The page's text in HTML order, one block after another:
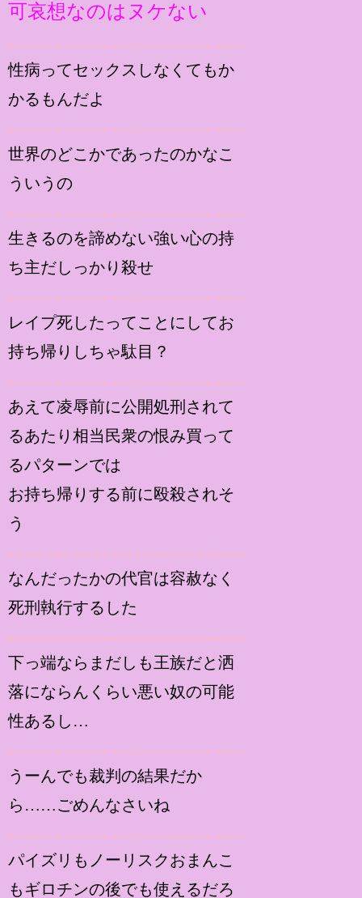
可哀想なのはヌケない
性病ってセックスしなくてもか
かるもんだよ
世界のどこかであったのかなこ
ういうの
生きるのを諦めない強い心の持
ち主だしっかり殺せ
レイプ死したってことにしてお
持ち帰りしちゃ駄目？
あえて凌辱前に公開処刑されて
るあたり相当民衆の恨み買って
るパターンでは
お持ち帰りする前に殴殺されそ
う
なんだったかの代官は容赦なく
死刑執行するした
下っ端ならまだしも王族だと洒
落にならんくらい悪い奴の可能
性あるし…
うーんでも裁判の結果だか
ら……ごめんなさいね
パイズリもノーリスクおまんこ
もギロチンの後でも使えるだろ